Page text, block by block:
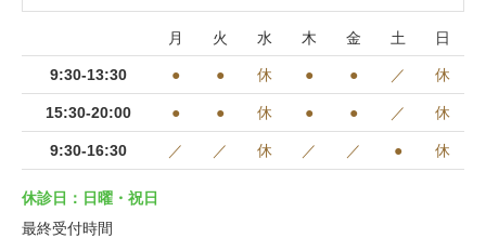
月 火 水 木 金 土 日
9:30-13:30 ● ● 休 ● ● ／ 休
15:30-20:00 ● ● 休 ● ● ／ 休
9:30-16:30 ／ ／ 休 ／ ／ ● 休
休診日：日曜・祝日
最終受付時間